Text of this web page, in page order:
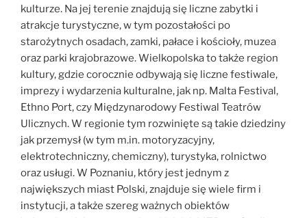
kulturze. Na jej terenie znajdują się liczne zabytki i
atrakcje turystyczne, w tym pozostałości po
starożytnych osadach, zamki, pałace i kościoły, muzea
oraz parki krajobrazowe. Wielkopolska to także region
kultury, gdzie corocznie odbywają się liczne festiwale,
imprezy i wydarzenia kulturalne, jak np. Malta Festival,
Ethno Port, czy Międzynarodowy Festiwal Teatrów
Ulicznych. W regionie tym rozwinięte są takie dziedziny
jak przemysł (w tym m.in. motoryzacyjny,
elektrotechniczny, chemiczny), turystyka, rolnictwo
oraz usługi. W Poznaniu, który jest jednym z
największych miast Polski, znajduje się wiele firm i
instytucji, a także szereg ważnych obiektów